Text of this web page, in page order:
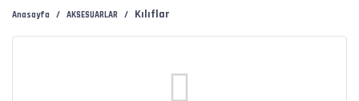
Anasayfa AKSESUARLAR Kılıflar